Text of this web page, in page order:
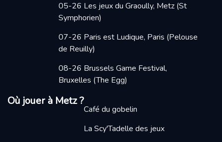
05-26 Les jeux du Graoully, Metz(St
Symphorien)
07-26 Paris est Ludique, Paris (Pelouse
de Reuilly)
08-26 Brussels Game Festival,
Bruxelles (The Egg)
Où jouer à Metz ?
Café du gobelin
La Scy'Tadelle des jeux